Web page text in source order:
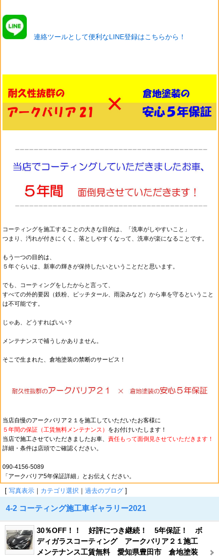
連絡ツールとして便利なLINE登録はこちらから！
コーティングを施工することの大きな目的は、
「洗車がしやすいこと」
つまり、汚れが付きにくく、落としやすくなって、 洗車が楽になることです。
もう一つの目的は、
５年ぐらいは、新車の輝きが保持したいということだと思います。
でも、コーティングをしたからと言って、
すべての外的要因（鉄粉、ピッチタール、雨染みなど）から車を守るということ
は不可能です。
じゃあ、どうすればいい？
メンテナンスで補うしかありません。
そこで生まれた、倉地塗装の禁断のサービス！
当店自慢のアークバリア２１を施工していただいたお客様に
５年間の保証（工賃無料メンテナンス） をお付けいたします！
当店で施工させていただきましたお車、 責任もって面倒見させていただきます！
詳細・条件は店頭でご確認ください。
090-4156-5089
「アークバリア5年保証詳細」とお伝えください。
[ 写真表示 ｜ カテゴリ選択 ｜ 過去のブログ ]
4-2 コーティング施工車ギャラリー2021
30％OFF！！ 好評につき継続！ 5年保証！ ボ
ディガラスコーティング アークバリア２１施工
メンテナンス工賃無料 愛知県豊田市 倉地塗装